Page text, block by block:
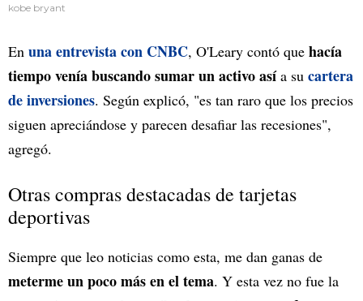
kobe bryant
En una entrevista con CNBC, O'Leary contó que hacía
tiempo venía buscando sumar un activo asía su cartera
de inversiones. Según explicó, "es tan raro que los precios
siguen apreciándose y parecen desafiar las recesiones",
agregó.
Otras compras destacadas de tarjetas
deportivas
Siempre que leo noticias como esta, me dan ganas de
meterme un poco más en el tema. Y esta vez no fue la